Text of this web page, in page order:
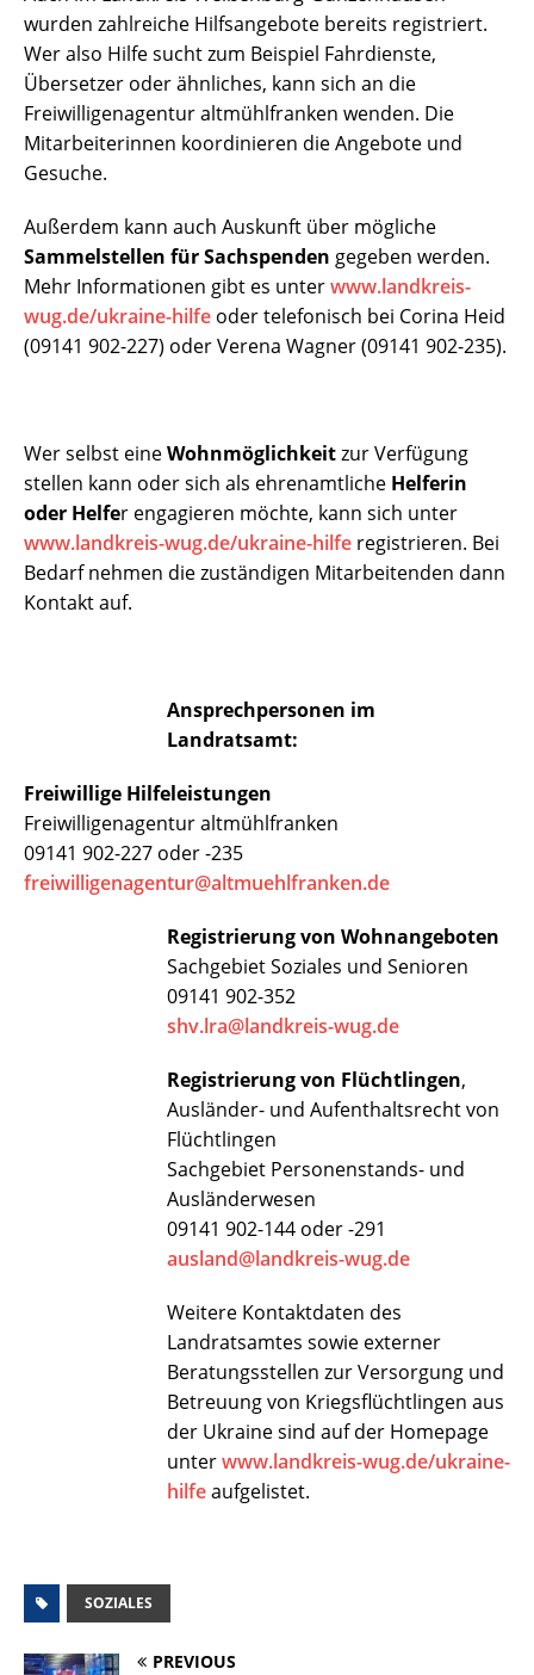
wurden zahlreiche Hilfsangebote bereits registriert.
Wer also Hilfe sucht zum Beispiel Fahrdienste,
Übersetzer oder ähnliches, kann sich an die
Freiwilligenagentur altmühlfranken wenden. Die
Mitarbeiterinnen koordinieren die Angebote und
Gesuche.
Außerdem kann auch Auskunft über mögliche
Sammelstellen für Sachspenden gegeben werden.
Mehr Informationen gibt es unterwww.landkreis-
wug.de/ukraine-hilfe oder telefonisch bei Corina Heid
(09141 902-227) oder Verena Wagner (09141 902-235).
Wer selbst eineWohnmöglichkeitzur Verfügung
stellen kann oder sich als ehrenamtliche Helferin
oder Helfer engagieren möchte, kann sich unter
www.landkreis-wug.de/ukraine-hilfe registrieren. Bei
Bedarf nehmen die zuständigen Mitarbeitenden dann
Kontakt auf.
Ansprechpersonen im
Landratsamt:
Freiwillige Hilfeleistungen
Freiwilligenagentur altmühlfranken
09141 902-227 oder -235
freiwilligenagentur@altmuehlfranken.de
Registrierung von Wohnangeboten
Sachgebiet Soziales und Senioren
09141 902-352
shv.lra@landkreis-wug.de
Registrierung von Flüchtlingen,
Ausländer- und Aufenthaltsrecht von
Flüchtlingen
Sachgebiet Personenstands- und
Ausländerwesen
09141 902-144 oder -291
ausland@landkreis-wug.de
Weitere Kontaktdaten des
Landratsamtes sowie externer
Beratungsstellen zur Versorgung und
Betreuung von Kriegsflüchtlingen aus
der Ukraine sind auf der Homepage
unterwww.landkreis-wug.de/ukraine-
hilfeaufgelistet.
SOZIALES
PREVIOUS